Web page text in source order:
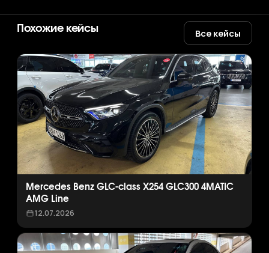
Похожие кейсы Все кейсы
Mercedes Benz GLC-class X254 GLC300 4MATIC
AMG Line
12.07.2026